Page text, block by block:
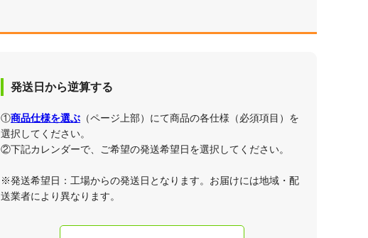
発送日から逆算する
①商品仕様を選ぶ （ページ上部）にて商品の各仕様（必須項目）を
選択してください。
②下記カレンダーで、ご希望の発送希望日を選択してください。
※発送希望日：工場からの発送日となります。お届けには地域・配
送業者により異なります。